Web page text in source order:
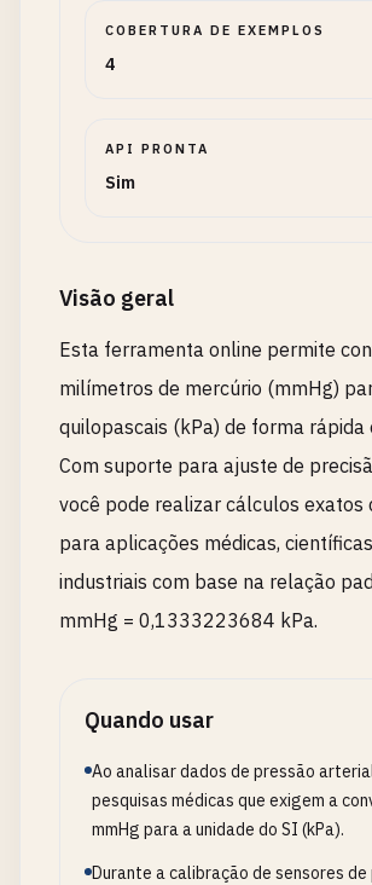
COBERTURA DE EXEMPLOS
4
API PRONTA
Sim
Visão geral
Esta ferramenta online permite
milímetros de mercúrio (mmHg)
quilopascais (kPa) de forma rápida
Com suporte para ajuste de
você pode realizar cálculos exatos
para aplicações médicas,
industriais com base na relação
mmHg = 0,1333223684 kPa.
Quando usar
Ao analisar dados de pressão
pesquisas médicas que exigem a
mmHg para a unidade do SI (kPa).
Durante a calibração de sensores de